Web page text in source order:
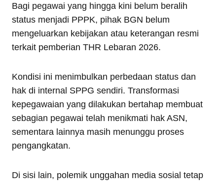
Bagi pegawai yang hingga kini belum beralih
status menjadi PPPK, pihak BGN belum
mengeluarkan kebijakan atau keterangan resmi
terkait pemberian THR Lebaran 2026.
Kondisi ini menimbulkan perbedaan status dan
hak di internal SPPG sendiri. Transformasi
kepegawaian yang dilakukan bertahap membuat
sebagian pegawai telah menikmati hak ASN,
sementara lainnya masih menunggu proses
pengangkatan.
Di sisi lain, polemik unggahan media sosial tetap